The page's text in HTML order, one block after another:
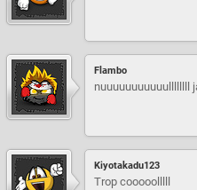
Flambo
nuuuuuuuuuuullllllll
Kiyotakadu123
Trop cooooolllll